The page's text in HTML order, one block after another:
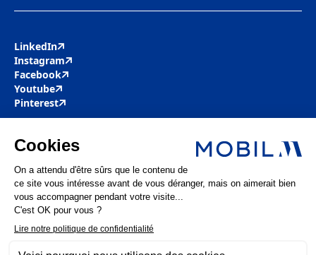
LinkedIn
Instagram
Facebook
Youtube
Pinterest
Mobil M & Vous
Nos offres d’emploi
Actualités
FAQ